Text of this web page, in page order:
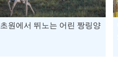
초원에서 뛰노는 어린 짱링양